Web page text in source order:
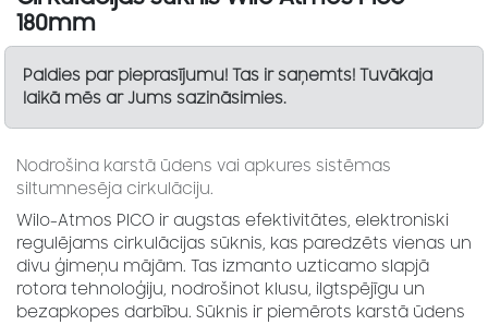
180mm
Paldies par pieprasījumu! Tas ir saņemts! Tuvākaja
laikā mēs ar Jums sazināsimies.
Nodrošina karstā ūdens vai apkures sistēmas
siltumnesēja cirkulāciju.
Wilo-Atmos PICO ir augstas efektivitātes, elektroniski
regulējams cirkulācijas sūknis, kas paredzēts vienas un
divu ģimeņu mājām. Tas izmanto uzticamo slapjā
rotora tehnoloģiju, nodrošinot klusu, ilgtspējīgu un
bezapkopes darbību. Sūknis ir piemērots karstā ūdens